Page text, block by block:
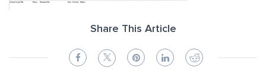
Share This Article